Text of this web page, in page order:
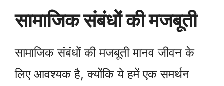
सामाजिक संबंधों की मजबूती
सामाजिक संबंधों की मजबूती मानव जीवन के
लिए आवश्यक है, क्योंकि ये हमें एक समर्थन